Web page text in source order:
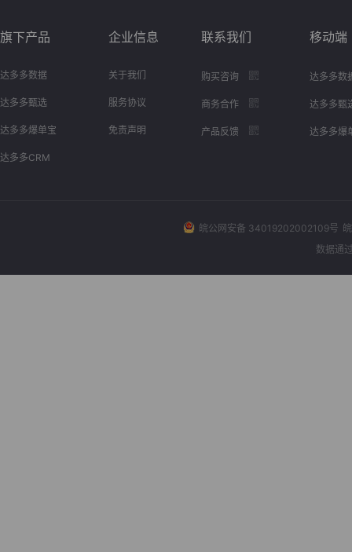
旗下产品
达多多数据
达多多甄选
达多多爆单宝
达多多CRM
企业信息
关于我们
服务协议
免责声明
联系我们
购买咨询
商务合作
产品反馈
移动端
达多多数
达多多甄
达多多爆
皖公网安备 34019202002109号
数据通